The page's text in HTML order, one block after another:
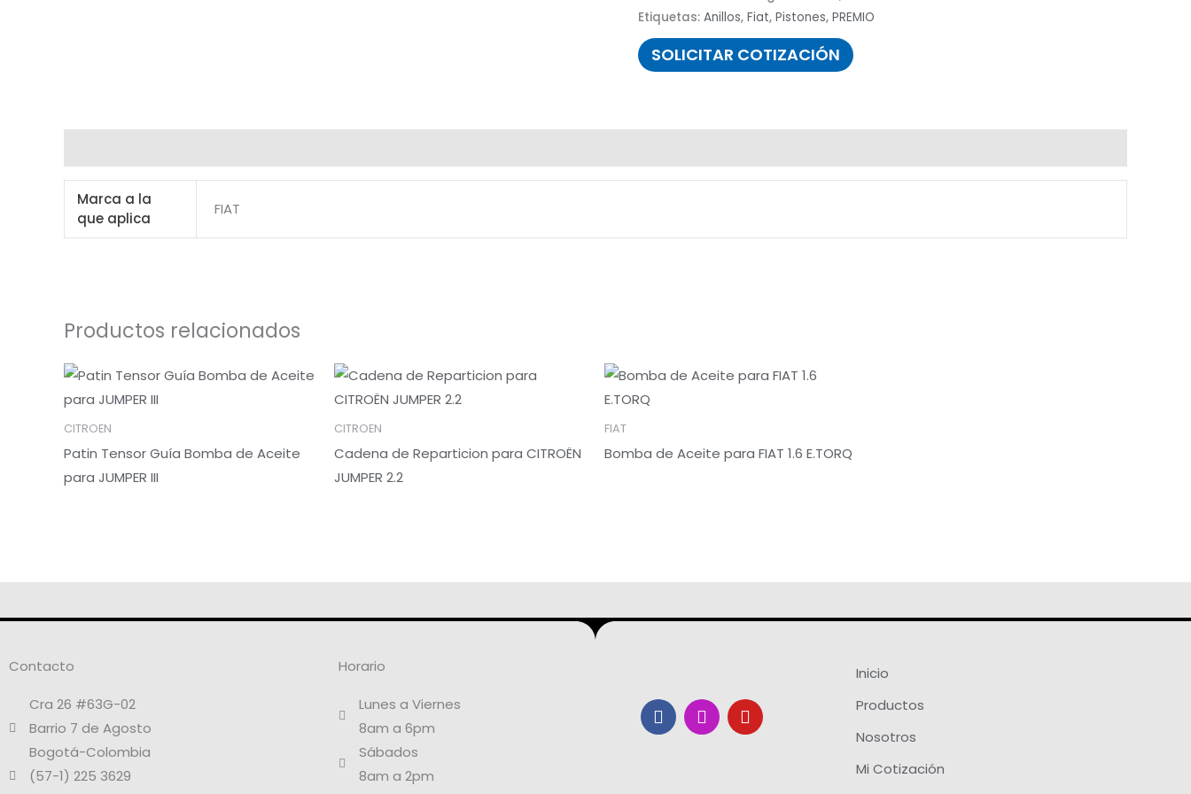
Etiquetas: Anillos, Fiat, Pistones, PREMIO
SOLICITAR COTIZACIÓN
Marca a la
que aplica
FIAT
Productos relacionados
CITROEN
Patin Tensor Guía Bomba de Aceite
para JUMPER III
CITROEN
Cadena de Reparticion para CITROËN
JUMPER 2.2
FIAT
Bomba de Aceite para FIAT 1.6 E.TORQ
Contacto
Cra 26 #63G-02
Barrio 7 de Agosto
Bogotá-Colombia
(57-1) 225 3629
Horario
Lunes a Viernes
8am a 6pm
Sábados
8am a 2pm
F
a
c
I
n
s
Y
o
u
Inicio
Productos
Nosotros
Mi Cotización